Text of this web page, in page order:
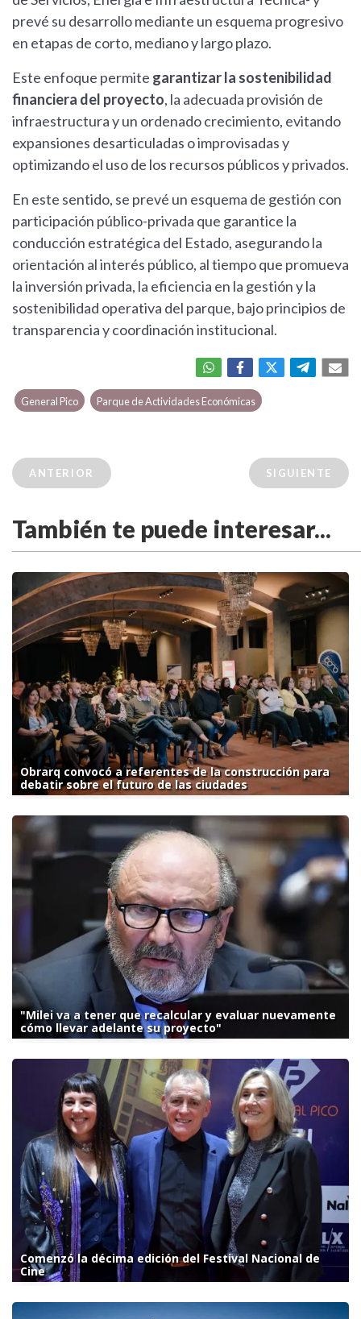
prevé su desarrollo mediante un esquema progresivo
en etapas de corto, mediano y largo plazo.
Este enfoque permite garantizar la sostenibilidad
financiera del proyecto, la adecuada provisión de
infraestructura y un ordenado crecimiento, evitando
expansiones desarticuladas o improvisadas y
optimizando el uso de los recursos públicos y privados.
En este sentido, se prevé un esquema de gestión con
participación público-privada que garantice la
conducción estratégica del Estado, asegurando la
orientación al interés público, al tiempo que promueva
la inversión privada, la eficiencia en la gestión y la
sostenibilidad operativa del parque, bajo principios de
transparencia y coordinación institucional.
General Pico Parque de Actividades Económicas
ANTERIOR SIGUIENTE
También te puede interesar...
Obrarq convocó a referentes de la construcción para
debatir sobre el futuro de las ciudades
"Milei va a tener que recalcular y evaluar nuevamente
cómo llevar adelante su proyecto"
Comenzó la décima edición del Festival Nacional de
Cine